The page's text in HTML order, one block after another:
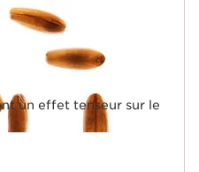
un effet tenseur sur le